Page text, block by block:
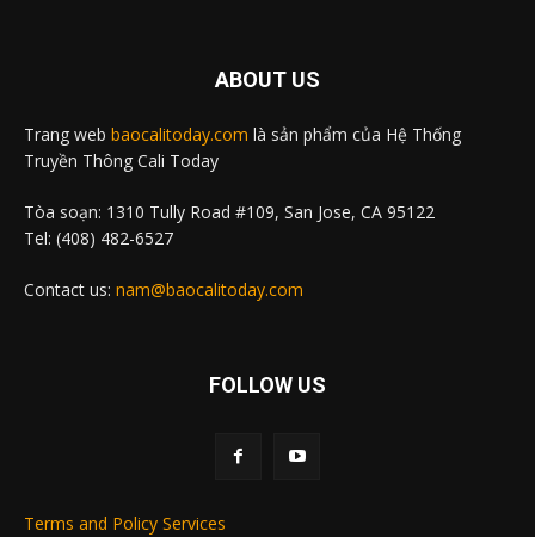
ABOUT US
Trang web baocalitoday.com là sản phẩm của Hệ Thống
Truyền Thông Cali Today
Tòa soạn: 1310 Tully Road #109, San Jose, CA 95122
Tel: (408) 482-6527
Contact us: nam@baocalitoday.com
FOLLOW US
Terms and Policy Services